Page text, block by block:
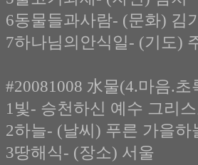
6동물들과사람- (문화) 김
7하나님의안식일- (기도)
#20081008 水물(4.마음.초
1빛- 승천하신 예수 그리
2하늘- (날씨) 푸른 가을하
3땅해식- (장소) 서울